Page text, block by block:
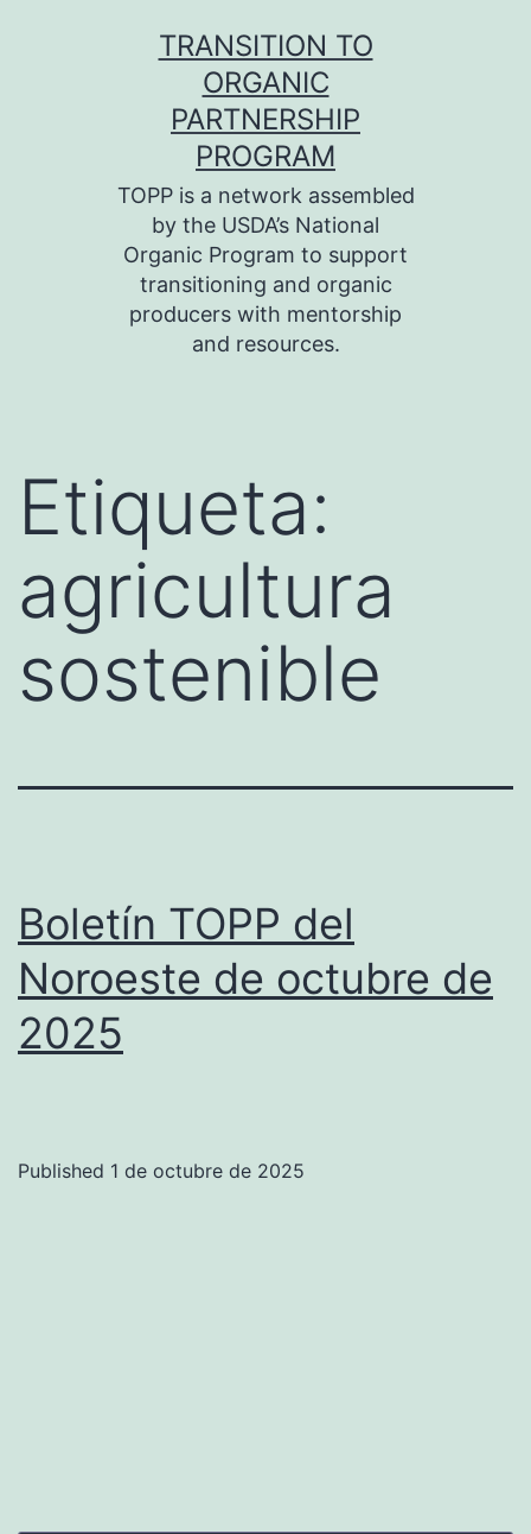
TRANSITION TO
ORGANIC
PARTNERSHIP
PROGRAM
TOPP is a network assembled
by the USDA’s National
Organic Program to support
transitioning and organic
producers with mentorship
and resources.
Etiqueta:
agricultura
sostenible
Boletín TOPP del
Noroeste de octubre de
2025
Published 1 de octubre de 2025